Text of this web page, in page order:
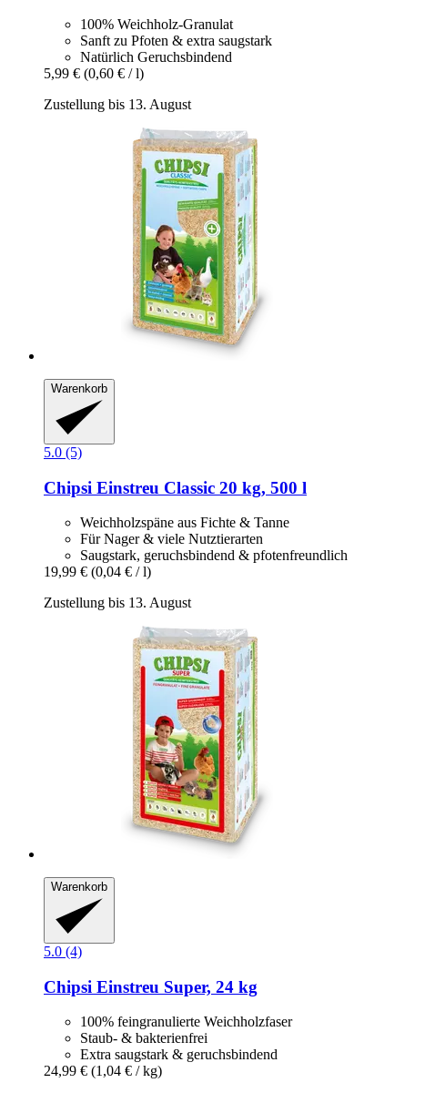
100% Weichholz-Granulat
Sanft zu Pfoten & extra saugstark
Natürlich Geruchsbindend
5,99 € (0,60 € / l)
Zustellung bis 13. August
Warenkorb
5.0 (5)
Chipsi Einstreu Classic 20 kg, 500 l
Weichholzspäne aus Fichte & Tanne
Für Nager & viele Nutztierarten
Saugstark, geruchsbindend & pfotenfreundlich
19,99 € (0,04 € / l)
Zustellung bis 13. August
Warenkorb
5.0 (4)
Chipsi Einstreu Super, 24 kg
100% feingranulierte Weichholzfaser
Staub- & bakterienfrei
Extra saugstark & geruchsbindend
24,99 € (1,04 € / kg)